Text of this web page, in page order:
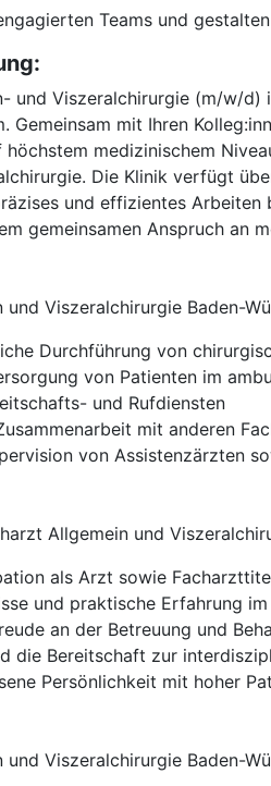
Teams und
und Viszeralchirurgie (m/w/
Gemeinsam mit Ihren
höchstem medizinischem
Die Klinik verfügt
und effizientes
gemeinsamen Anspruch an
und Viszeralchirurgie Baden-
Durchführung von
von Patienten im
und Rufdiensten
mit anderen
von Assistenzärzten
Allgemein und
als Arzt sowie
und praktische Erfahrung
an der Betreuung und
die Bereitschaft zur
Persönlichkeit mit hoher
und Viszeralchirurgie Baden-